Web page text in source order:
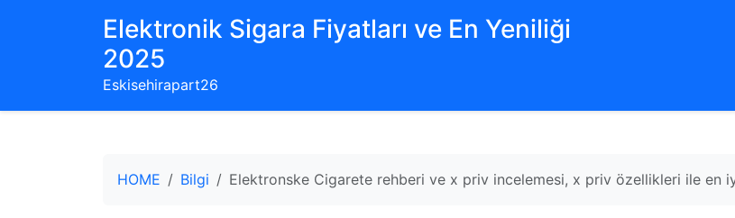
Elektronik Sigara Fiyatları ve En Yeniliği
2025
Eskisehirapart26
HOME Bilgi Elektronske Cigarete rehberi ve x priv incelemesi, x priv özellikleri ile en